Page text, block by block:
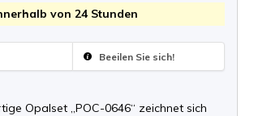
von 24 Stunden
Beeilen Sie sich!
Opalset „POC-0646“ zeichnet sich